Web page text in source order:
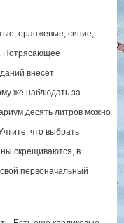
оранжевые, синие,
Потрясающее
внесет
же наблюдать за
десять литров можно
что выбрать
скрещиваются, в
первоначальный